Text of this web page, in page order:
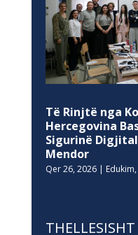
Të Rinjtë nga
Hercegovina
Sigurinë
Mendor
Qer 26, 2026| Edukim,
THELLESISHT